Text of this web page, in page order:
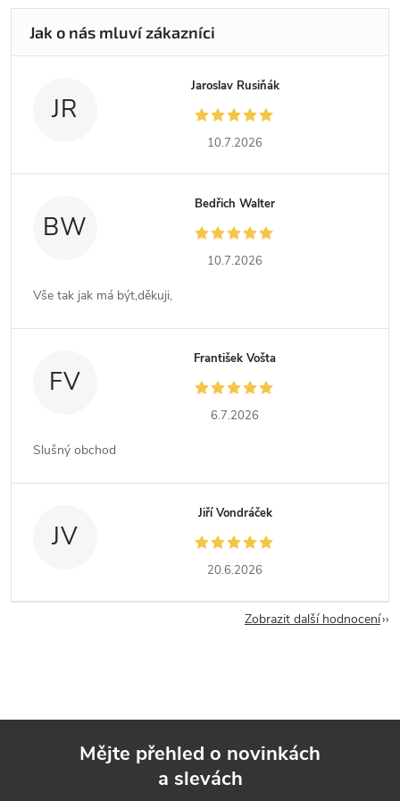
JR
Jaroslav Rusiňák
10.7.2026
BW
Bedřich Walter
10.7.2026
Vše tak jak má být,děkuji,
FV
František Vošta
6.7.2026
Slušný obchod
JV
Jiří Vondráček
20.6.2026
Zobrazit další hodnocení
Mějte přehled o novinkách
a slevách